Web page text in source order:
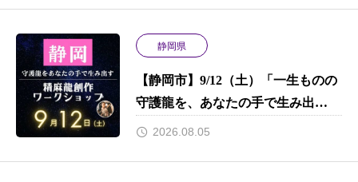
静岡県
【静岡市】9/12（土）「一生ものの
守護龍を、あなたの手で生み出
す。」 初心者でもプロ並みのクオ
2026.08.05